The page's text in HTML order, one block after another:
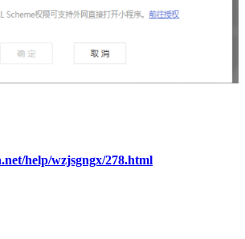
help/wzjsgngx/278.html